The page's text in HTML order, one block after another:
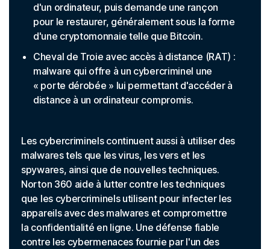
d'un ordinateur, puis demande une rançon
pour le restaurer, généralement sous la forme
d'une cryptomonnaie telle que Bitcoin.
Cheval de Troie avec accès à distance (RAT) :
malware qui offre à un cybercriminel une
« porte dérobée » lui permettant d'accéder à
distance à un ordinateur compromis.
Les cybercriminels continuent aussi à utiliser des
malwares tels que les virus, les vers et les
spywares, ainsi que de nouvelles techniques.
Norton 360 aide à lutter contre les techniques
que les cybercriminels utilisent pour infecter les
appareils avec des malwares et compromettre
la confidentialité en ligne. Une défense fiable
contre les cybermenaces fournie par l'un des